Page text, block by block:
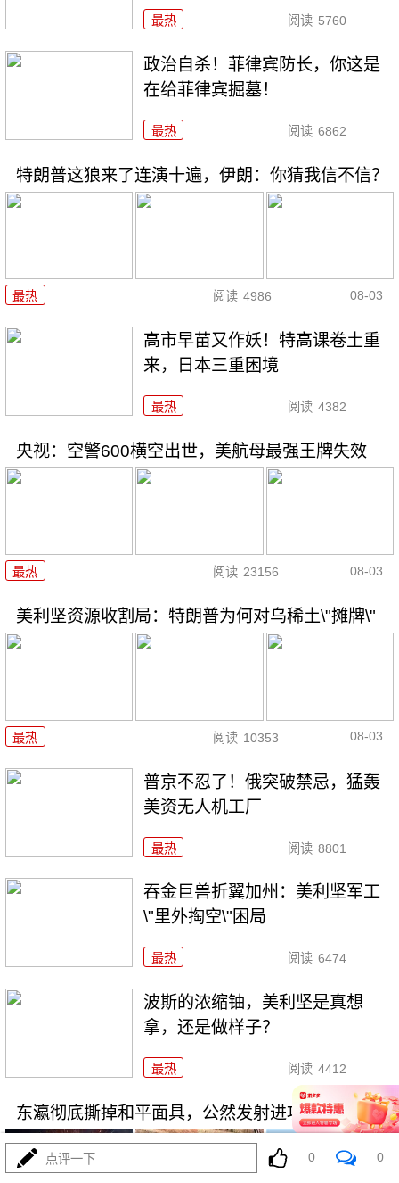
最热 阅读 5760
政治自杀！菲律宾防长，你这是
在给菲律宾掘墓！
最热 阅读 6862
特朗普这狼来了连演十遍，伊朗：你猜我信不信？
最热 阅读 4986 08-03
高市早苗又作妖！特高课卷土重
来，日本三重困境
最热 阅读 4382
央视：空警600横空出世，美航母最强王牌失效
最热 阅读 23156 08-03
美利坚资源收割局：特朗普为何对乌稀土\"摊牌\"
最热 阅读 10353 08-03
普京不忍了！俄突破禁忌，猛轰
美资无人机工厂
最热 阅读 8801
吞金巨兽折翼加州：美利坚军工
\"里外掏空\"困局
最热 阅读 6474
波斯的浓缩铀，美利坚是真想
拿，还是做样子？
最热 阅读 4412
东瀛彻底撕掉和平面具，公然发射进攻性武器！
点评一下 0 0